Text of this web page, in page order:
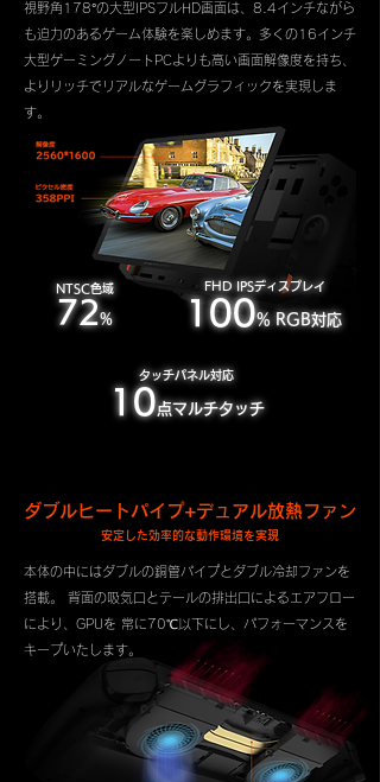
視野角178°の大型IPSフルHD画面は、8.4インチながら
も迫力のあるゲーム体験を楽しめます。多くの16インチ
大型ゲーミングノートPCよりも高い画面解像度を持ち、
よりリッチでリアルなゲームグラフィックを実現しま
す。
NTSC色域
72%
FHD IPSディスプレイ
100% RGB対応
タッチパネル対応
10点マルチタッチ
ダブルヒートパイプ+デュアル放熱ファン
安定した効率的な動作環境を実現
本体の中にはダブルの銅管パイプとダブル冷却ファンを
搭載。 背面の吸気口とテールの排出口によるエアフロー
により、GPUを 常に70℃以下にし、パフォーマンスを
キープいたします。